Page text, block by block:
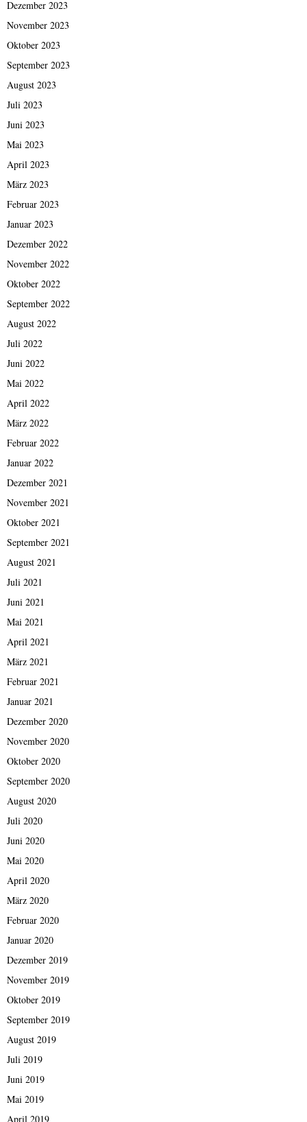
Dezember 2023
November 2023
Oktober 2023
September 2023
August 2023
Juli 2023
Juni 2023
Mai 2023
April 2023
März 2023
Februar 2023
Januar 2023
Dezember 2022
November 2022
Oktober 2022
September 2022
August 2022
Juli 2022
Juni 2022
Mai 2022
April 2022
März 2022
Februar 2022
Januar 2022
Dezember 2021
November 2021
Oktober 2021
September 2021
August 2021
Juli 2021
Juni 2021
Mai 2021
April 2021
März 2021
Februar 2021
Januar 2021
Dezember 2020
November 2020
Oktober 2020
September 2020
August 2020
Juli 2020
Juni 2020
Mai 2020
April 2020
März 2020
Februar 2020
Januar 2020
Dezember 2019
November 2019
Oktober 2019
September 2019
August 2019
Juli 2019
Juni 2019
Mai 2019
April 2019